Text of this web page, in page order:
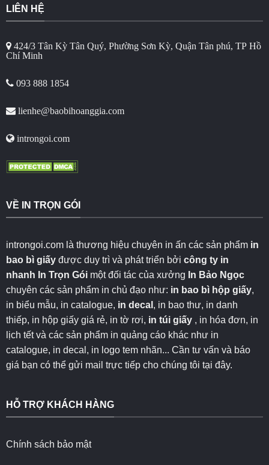
LIÊN HỆ
424/3 Tân Kỳ Tân Quý, Phường Sơn Kỳ, Quận Tân phú, TP Hồ
Chí Minh
093 888 1854
lienhe@baobihoanggia.com
introngoi.com
VỀ IN TRỌN GÓI
introngoi.com là thương hiệu chuyên in ấn các sản phẩm in
bao bì giấyđược duy trì và phát triển bởi công ty in
nhanh In Trọn Góimột đối tác của xưởng In Bảo Ngọc
chuyên các sản phẩm in chủ đạo như: in bao bì hộp giấy,
in biểu mẫu, in catalogue, in decal , in bao thư, in danh
thiếp, in hộp giấy giá rẻ, in tờ rơi, in túi giấy, in hóa đơn, in
lịch tết và các sản phẩm in quảng cáo khác như in
catalogue, in decal, in logo tem nhãn... Cần tư vấn và báo
giá bạn có thể gửi mail trực tiếp cho chúng tôi tại đây.
HỖ TRỢ KHÁCH HÀNG
Chính sách bảo mật